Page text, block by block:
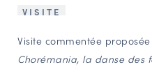
Espace
NAVIGATION
VISITE
Visite commentée
Chorémania, la danse des